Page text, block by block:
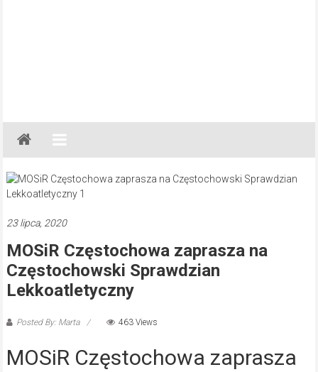
Gazeta
Regionalna
Częstochowa,
Kłobuck,
Myszków
23 lipca, 2020
MOSiR Częstochowa zaprasza na
Częstochowski Sprawdzian
Lekkoatletyczny
Posted By: Marta 463 Views
MOSiR Częstochowa zaprasza